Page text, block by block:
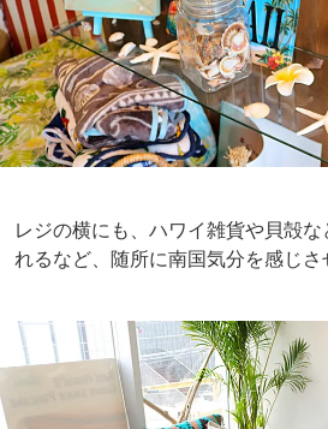
レジの横にも、ハワイ雑貨や貝殻
れるなど、随所に南国気分を感じさ